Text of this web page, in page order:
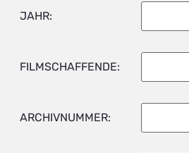
JAHR:
FILMSCHAFFENDE:
ARCHIVNUMMER: